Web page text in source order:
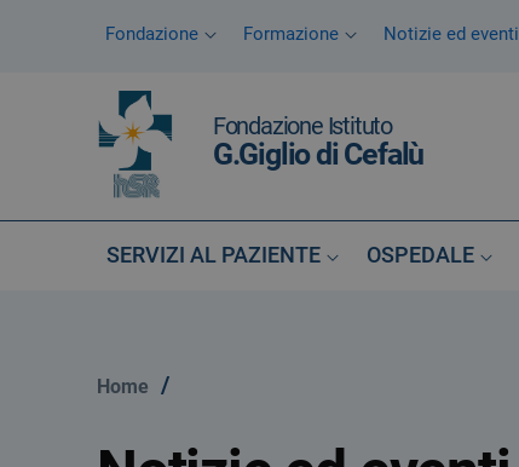
Vai al menu di navigazione
Fondazione Formazione Notizie ed eventi
Fondazione Istituto
G.Giglio di Cefalù
SERVIZI AL PAZIENTE OSPEDALE
Home /